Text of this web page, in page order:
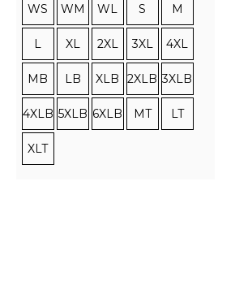
WS WM WL S M
L XL 2XL 3XL 4XL
MB LB XLB 2XLB 3XLB
4XLB 5XLB 6XLB MT LT
XLT